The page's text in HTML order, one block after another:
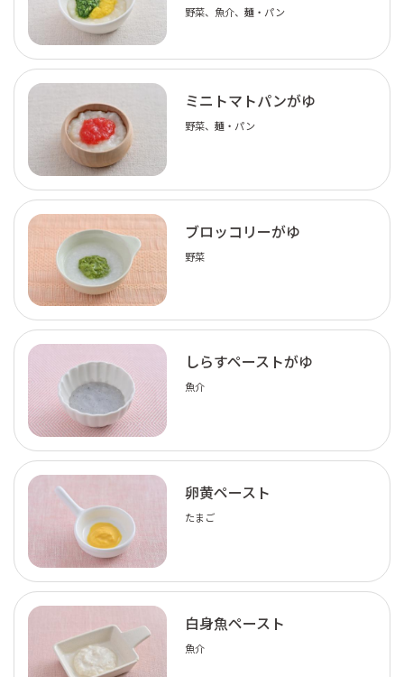
野菜、魚介、麺・パン
ミニトマトパンがゆ
野菜、麺・パン
ブロッコリーがゆ
野菜
しらすペーストがゆ
魚介
卵黄ペースト
たまご
白身魚ペースト
魚介